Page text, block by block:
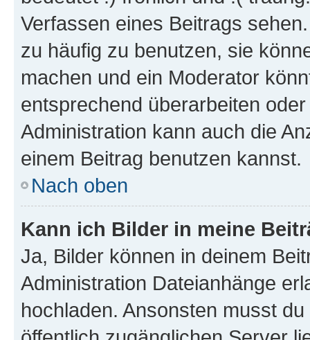
Verfassen eines Beitrags
zu häufig zu benutzen, sie
machen und ein Moderator
entsprechend überarbeiten
Administration kann auch die
einem Beitrag benutzen kannst.
Nach oben
Kann ich Bilder in meine
Ja, Bilder können in deinem
Administration Dateianhänge
hochladen. Ansonsten musst